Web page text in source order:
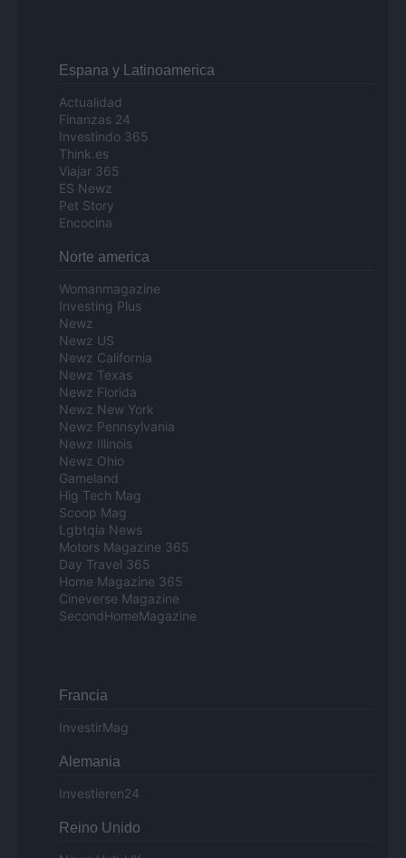
Espana y Latinoamerica
Actualidad
Finanzas 24
Investindo 365
Think.es
Viajar 365
ES Newz
Pet Story
Encocina
Norte america
Womanmagazine
Investing Plus
Newz
Newz US
Newz California
Newz Texas
Newz Florida
Newz New York
Newz Pennsylvania
Newz Illinois
Newz Ohio
Gameland
Hig Tech Mag
Scoop Mag
Lgbtqia News
Motors Magazine 365
Day Travel 365
Home Magazine 365
Cineverse Magazine
SecondHomeMagazine
Francia
InvestirMag
Alemania
Investieren24
Reino Unido